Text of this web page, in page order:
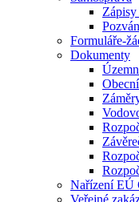
Formuláře-
Dokumenty
Nařízení EÚ
Veřejné